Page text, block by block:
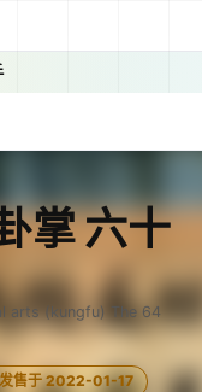
掌 六十
arts (kungfu) The 64
售于 2022-01-17